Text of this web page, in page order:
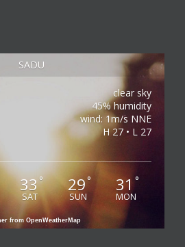
SADU
clear sky
45% humidity
wind: 1m/s NNE
H 27 • L 27
33°
SAT
29°
SUN
31 °
MON
from OpenWeatherMap